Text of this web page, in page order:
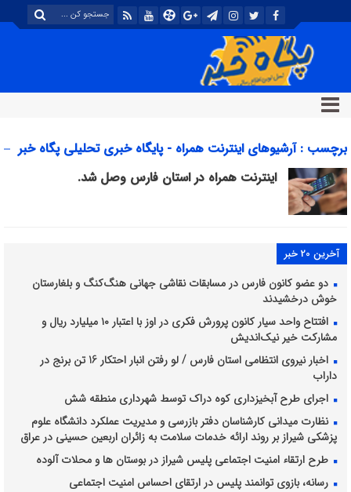
برچسب : آرشیوهای اینترنت همراه - پایگاه خبری تحلیلی پگاه خبر
اینترنت همراه در استان فارس وصل شد.
آخرین 20 خبر
دو عضو کانون فارس در مسابقات نقاشی جهانی هنگ‌کنگ و بلغارستان
خوش درخشیدند
افتتاح واحد سیار کانون پرورش فکری در اوز با اعتبار ۱۰ میلیارد ریال و
مشارکت خیر نیک‌اندیش
اخبار نیروی انتظامی استان فارس / لو رفتن انبار احتکار 16 تن برنج در
داراب
اجرای طرح آبخیزداری کوه دراک توسط شهرداری منطقه شش
نظارت میدانی کارشناسان دفتر بازرسی و مدیریت عملکرد دانشگاه علوم
پزشکی شیراز بر روند ارائه خدمات سلامت به زائران اربعین حسینی در عراق
طرح ارتقاء امنیت اجتماعی پلیس شیراز در بوستان ها و محلات آلوده
رسانه، بازوی توانمند پلیس در ارتقای احساس امنیت اجتماعی